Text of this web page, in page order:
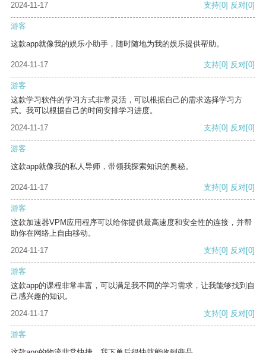
2024-11-17 支持[0] 反对[0]
游客
这款app就像我的娱乐小助手，随时随地为我的娱乐提供帮助。
2024-11-17 支持[0] 反对[0]
游客
这款学习软件的学习方式非常灵活，可以根据自己的需求选择学习方
式。我可以根据自己的时间安排学习进度。
2024-11-17
支持[0] 反对[0]
游客
这款app就像我的私人导师，带领我探索知识的奥秘。
2024-11-17 支持[0] 反对[0]
游客
这款加速器VPM应用程序可以给你提供最高速度和安全性的连接，并帮
助你在网络上自由移动。
2024-11-17
支持[0] 反对[0]
游客
这款app的课程非常丰富，可以满足我不同的学习需求，让我能够找到自
己感兴趣的知识。
2024-11-17
支持[0] 反对[0]
游客